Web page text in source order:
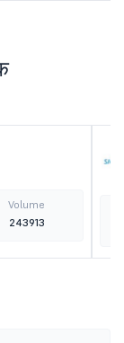
Volume
243913